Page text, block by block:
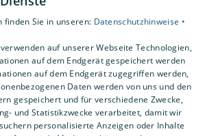
Sie in unseren: Datenschutzhinweise •
auf unserer Webseite Technologien,
auf dem Endgerät gespeichert werden
auf dem Endgerät zugegriffen werden,
Daten werden von uns und den
gespeichert und für verschiedene Zwecke,
und Statistikzwecke verarbeitet, damit wir
personalisierte Anzeigen oder Inhalte